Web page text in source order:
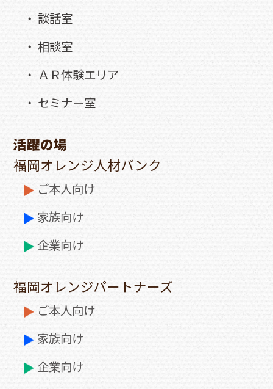
・ 談話室
・ 相談室
・ ＡＲ体験エリア
・ セミナー室
活躍の場
福岡オレンジ人材バンク
ご本人向け
家族向け
企業向け
福岡オレンジパートナーズ
ご本人向け
家族向け
企業向け